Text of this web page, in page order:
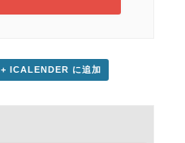
+ ICALENDER に追加